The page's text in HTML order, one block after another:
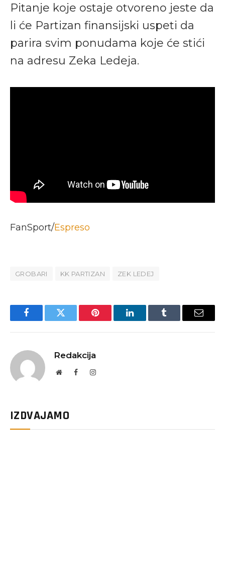
Pitanje koje ostaje otvoreno jeste da
li će Partizan finansijski uspeti da
parira svim ponudama koje će stići
na adresu Zeka Ledeja.
FanSport/Espreso
GROBARI KK PARTIZAN ZEK LEDEJ
FacebookTwitter Pinterest LinkedInTumblr Email
Redakcija
WebsiteFacebookInstagram
IZDVAJAMO